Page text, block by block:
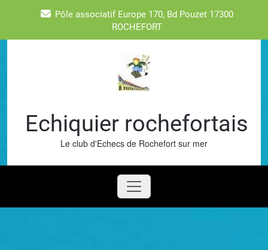
Pôle associatif Europe 170, Bd Pouzet 17300
ROCHEFORT
Echiquier rochefortais
Le club d'Echecs de Rochefort sur mer